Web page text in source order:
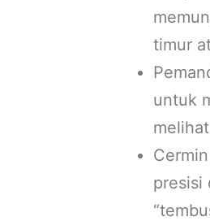
timur
untuk
presisi